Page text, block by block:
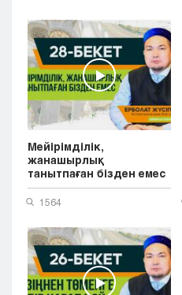
Туркестан
Уральск
Усть-Каменогорск
Шымкент
Мейірімділік,
жанашырлық
танытпаған бізден емес
...
1564